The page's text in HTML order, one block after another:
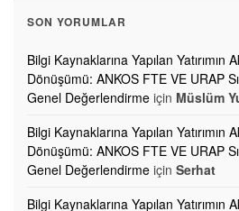
SON YORUMLAR
Bilgi Kaynaklarına Yapılan Yatırımın
Dönüşümü: ANKOS FTE VE URAP
Genel Değerlendirme için Müslüm
Bilgi Kaynaklarına Yapılan Yatırımın
Dönüşümü: ANKOS FTE VE URAP
Genel Değerlendirme için Serhat
Bilgi Kaynaklarına Yapılan Yatırımın